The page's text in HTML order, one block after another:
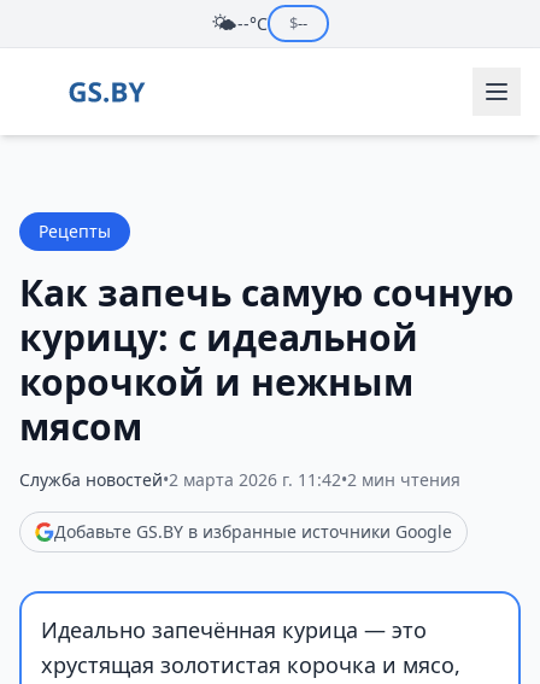
🌤️--°C $--
Рецепты
Как запечь самую сочную
курицу: с идеальной
корочкой и нежным
мясом
Служба новостей•2 марта 2026 г. 11:42•2 мин чтения
Добавьте GS.BY в избранные источники Google
Идеально запечённая курица — это
хрустящая золотистая корочка и мясо,